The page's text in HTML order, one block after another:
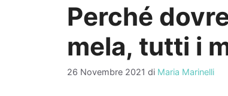
Perché
mela, tutti i
26 Novembre 2021 di Maria Marinelli